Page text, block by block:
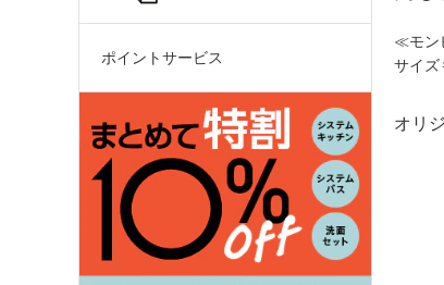
≪モン
サイズ
オリ
ポイントサービス